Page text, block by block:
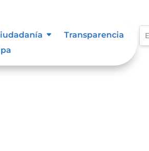
Transparencia